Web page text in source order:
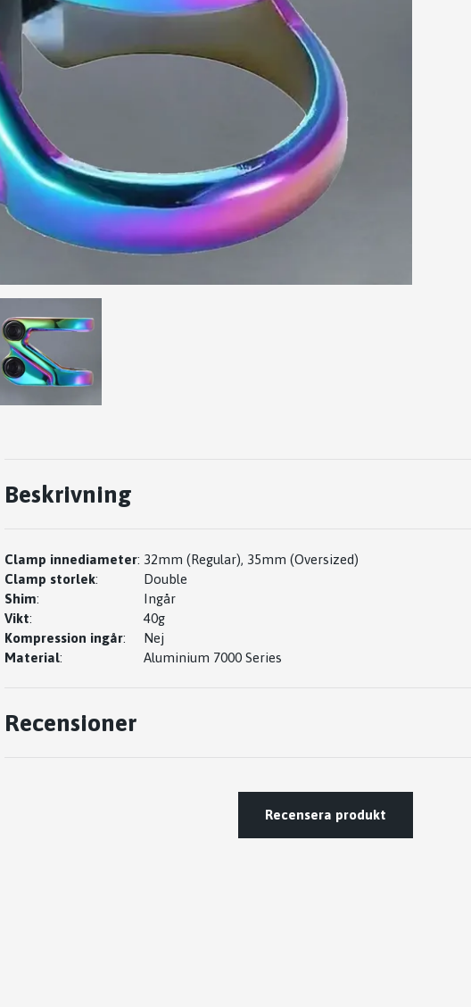
Beskrivning
Clamp innediameter: 32mm (Regular), 35mm (Oversized)
Clamp storlek:
Double
Shim:
Ingår
Vikt:
40g
Kompression ingår:
Nej
Material: Aluminium 7000 Series
Recensioner
Recensera produkt